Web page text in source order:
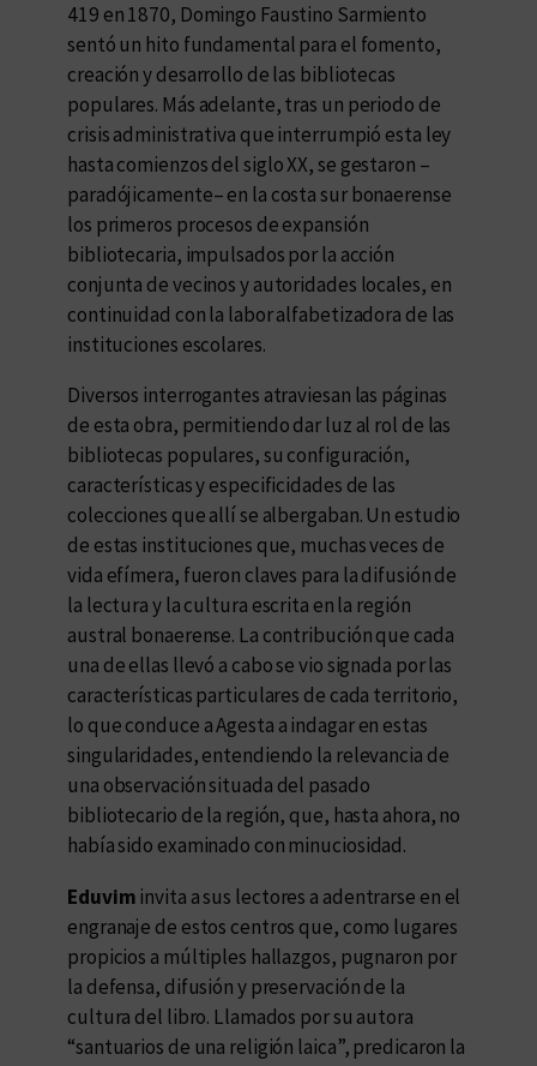
419 en 1870, Domingo Faustino Sarmiento
sentó un hito fundamental para el fomento,
creación y desarrollo de las bibliotecas
populares. Más adelante, tras un periodo de
crisis administrativa que interrumpió esta ley
hasta comienzos del siglo XX, se gestaron –
paradójicamente– en la costa sur bonaerense
los primeros procesos de expansión
bibliotecaria, impulsados por la acción
conjunta de vecinos y autoridades locales, en
continuidad con la labor alfabetizadora de las
instituciones escolares.
Diversos interrogantes atraviesan las páginas
de esta obra, permitiendo dar luz al rol de las
bibliotecas populares, su configuración,
características y especificidades de las
colecciones que allí se albergaban. Un estudio
de estas instituciones que, muchas veces de
vida efímera, fueron claves para la difusión de
la lectura y la cultura escrita en la región
austral bonaerense. La contribución que cada
una de ellas llevó a cabo se vio signada por las
características particulares de cada territorio,
lo que conduce a Agesta a indagar en estas
singularidades, entendiendo la relevancia de
una observación situada del pasado
bibliotecario de la región, que, hasta ahora, no
había sido examinado con minuciosidad.
Eduvim invita a sus lectores a adentrarse en el
engranaje de estos centros que, como lugares
propicios a múltiples hallazgos, pugnaron por
la defensa, difusión y preservación de la
cultura del libro. Llamados por su autora
“santuarios de una religión laica”, predicaron la